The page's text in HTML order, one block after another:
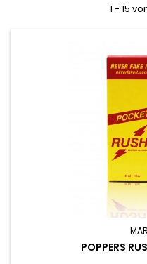
1 - 15
POPPERS